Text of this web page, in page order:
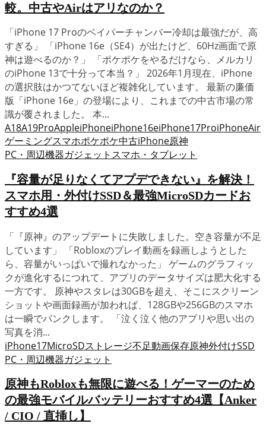
較。中古やAirはアリなのか？
「iPhone 17 Proのベイパーチャンバー冷却は最強だが、高
すぎる」 「iPhone 16e（SE4）が出たけど、60Hz画面で原
神は遊べるのか？」 「ポケポケをやるだけなら、メルカリ
のiPhone 13で十分って本当？」 2026年1月現在、iPhone
の選択肢はかつてないほど複雑化しています。 最新の廉価
版「iPhone 16e」の登場により、これまでの中古市場の常
識が覆されました。 本...
A18A19ProAppleiPhoneiPhone16eiPhone17ProiPhoneAir
ゲーミングスマホポケポケ中古iPhone原神
PC・周辺機器ガジェット スマホ・タブレット
『容量が足りなくてアプデできない』を解決！
スマホ用・外付けSSD＆最強MicroSDカードお
すすめ4選
「『原神』のアップデートに失敗しました。空き容量が不足
しています」 「Robloxのプレイ動画を録画しようとした
ら、容量がいっぱいで撮れなかった」 ゲームのグラフィッ
クが進化するにつれて、アプリのデータサイズは肥大化する
一方です。 原神やスタレは30GBを超え、そこにスクリーン
ショットや画面録画が加われば、128GBや256GBのスマホ
は一瞬でパンクします。 「泣く泣く他のアプリや思い出の
写真を消...
iPhone17MicroSDストレージ不足動画保存原神外付けSSD
PC・周辺機器ガジェット
原神もRobloxも無限に遊べる！ゲーマーのため
の最強モバイルバッテリーおすすめ4選【Anker
/ CIO / 直挿し】